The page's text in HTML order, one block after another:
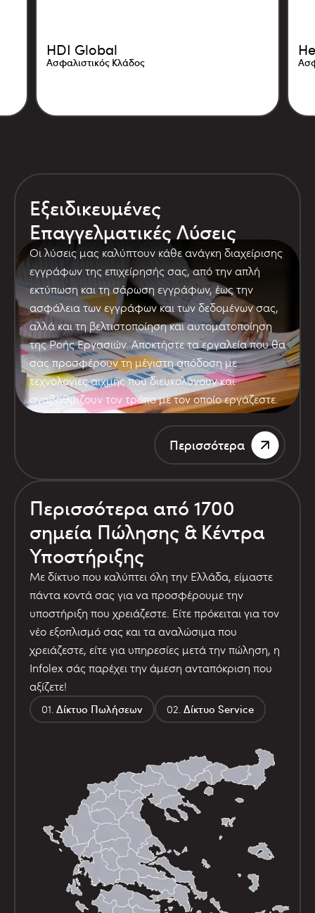
HDI Global
Ασφαλιστικός Κλάδος
Εξειδικευμένες
Επαγγελματικές Λύσεις
Οι λύσεις μας καλύπτουν κάθε ανάγκη διαχείρισης
εγγράφων της επιχείρησής σας, από την απλή
εκτύπωση και τη σάρωση εγγράφων, έως την
ασφάλεια των εγγράφων και των δεδομένων σας,
αλλά και τη βελτιστοποίηση και αυτοματοποίηση
της Ροής Εργασιών. Αποκτήστε τα εργαλεία που θα
σας προσφέρουν τη μέγιστη απόδοση με
τεχνολογίες αιχμής που διευκολύνουν και
αναβαθμίζουν τον τρόπο με τον οποίο εργάζεστε.
Περισσότερα
Περισσότερα από 1700
σημεία Πώλησης & Κέντρα
Υποστήριξης
Με δίκτυο που καλύπτει όλη την Ελλάδα, είμαστε
πάντα κοντά σας για να προσφέρουμε την
υποστήριξη που χρειάζεστε. Είτε πρόκειται για τον
νέο εξοπλισμό σας και τα αναλώσιμα που
χρειάζεστε, είτε για υπηρεσίες μετά την πώληση, η
Infolex σάς παρέχει την άμεση ανταπόκριση που
αξίζετε!
Δίκτυο Πωλήσεων Δίκτυο Service